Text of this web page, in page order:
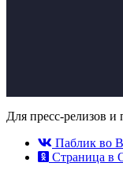
Для пресс-релизов и
Паблик во
Страница в